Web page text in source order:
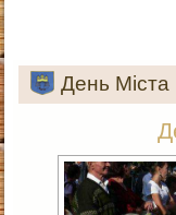
День Міста